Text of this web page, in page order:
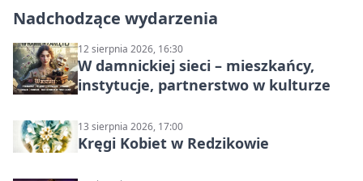
Nadchodzące wydarzenia
12 sierpnia 2026, 16:30
W damnickiej sieci – mieszkańcy,
instytucje, partnerstwo w kulturze
13 sierpnia 2026, 17:00
Kręgi Kobiet w Redzikowie